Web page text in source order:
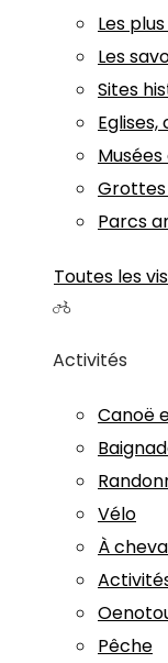
Les
Les
Sites
Parcs
Toutes les
Activités
Canoë
Vélo
À
Pêche